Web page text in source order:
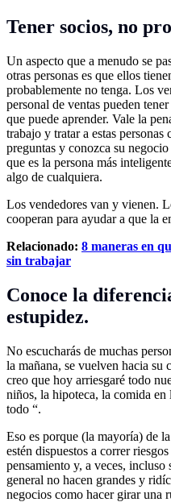
Tener socios, no
Un aspecto que a menudo se
otras personas es que ellos
probablemente no tenga. Los
personal de ventas pueden
que puede aprender. Vale la
trabajo y tratar a estas
preguntas y conozca su
que es la persona más
algo de cualquiera.
Los vendedores van y vienen.
cooperan para ayudar a que la
Relacionado: 8 maneras en
sin trabajar
Conoce la
estupidez.
No escucharás de muchas
la mañana, se vuelven hacia su
creo que hoy arriesgaré todo
niños, la hipoteca, la comida en
todo “.
Eso es porque (la mayoría) de
estén dispuestos a correr
pensamiento y, a veces,
general no hacen grandes y
negocios como hacer girar una